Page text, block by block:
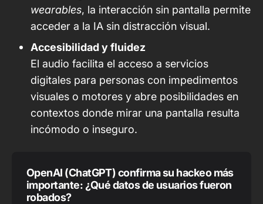
wearables, la interacción sin pantalla permite
acceder a la IA sin distracción visual.
Accesibilidad y fluidez
El audio facilita el acceso a servicios
digitales para personas con impedimentos
visuales o motores y abre posibilidades en
contextos donde mirar una pantalla resulta
incómodo o inseguro.
OpenAI (ChatGPT) confirma su hackeo más
importante: ¿Qué datos de usuarios fueron
robados?